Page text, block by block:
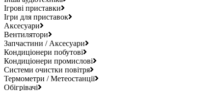
Ігрові приставки
Ігри для приставок
Аксесуари
Вентилятори
Запчастини / Аксесуари
Кондиціонери побутові
Кондиціонери промислові
Системи очистки повітря
Термометри / Метеостанції
Обігрівачі